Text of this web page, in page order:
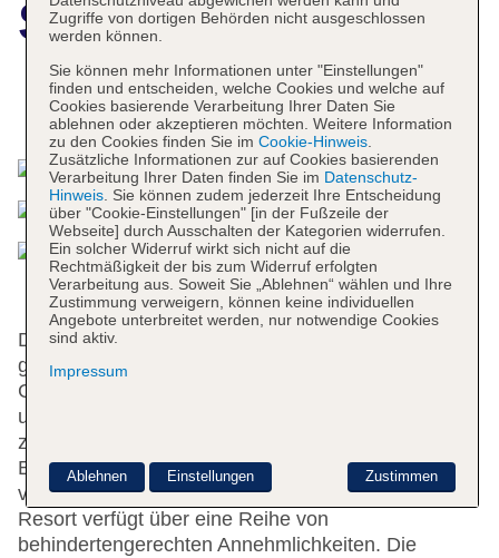
Spa
Das bietet Ihre Unterkunft
Das freundliche Personal an der Rezeption ist
gerne bei allen Fragen behilflich. Eine
Gepäckaufbewahrung, ein Safe, eine Wechselstube
und ein Geldautomat stehen als Serviceleistungen
zur Verfügung. WLAN ist in den öffentlichen
Bereichen verfügbar. Hilfestellung bei der Buchung
von Ausflügen wird am Tourdesk geboten. Das
Resort verfügt über eine Reihe von
behindertengerechten Annehmlichkeiten. Die
Zugriffe von dortigen Behörden nicht ausgeschlossen
werden können.
Sie können mehr Informationen unter "Einstellungen"
finden und entscheiden, welche Cookies und welche auf
Cookies basierende Verarbeitung Ihrer Daten Sie
ablehnen oder akzeptieren möchten. Weitere Information
zu den Cookies finden Sie im Cookie-Hinweis.
Zusätzliche Informationen zur auf Cookies basierenden
Verarbeitung Ihrer Daten finden Sie im Datenschutz-
Hinweis. Sie können zudem jederzeit Ihre Entscheidung
über "Cookie-Einstellungen" [in der Fußzeile der
Webseite] durch Ausschalten der Kategorien widerrufen.
Ein solcher Widerruf wirkt sich nicht auf die
Rechtmäßigkeit der bis zum Widerruf erfolgten
Verarbeitung aus. Soweit Sie „Ablehnen“ wählen und Ihre
Zustimmung verweigern, können keine individuellen
Angebote unterbreitet werden, nur notwendige Cookies
sind aktiv.
Impressum
Zustimmen
Ablehnen Einstellungen